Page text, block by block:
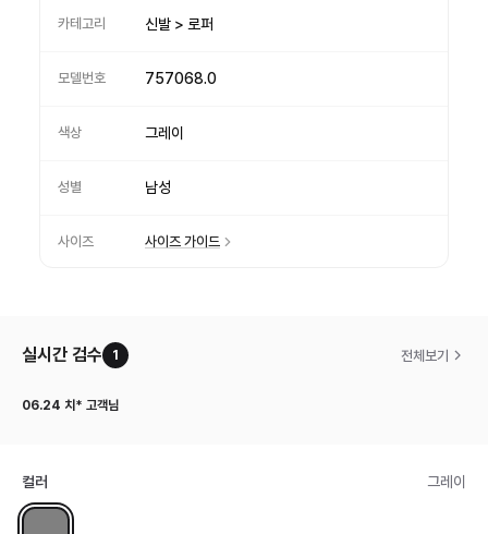
카테고리 신발 > 로퍼
모델번호 757068.0
색상 그레이
성별 남성
사이즈 사이즈 가이드
실시간 검수 1 전체보기
06.24 치* 고객님
컬러 그레이